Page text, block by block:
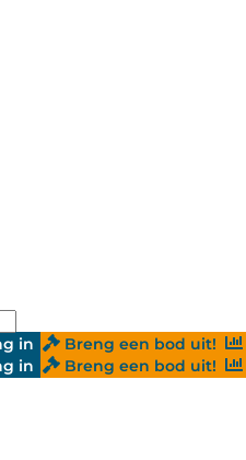
in Breng een bod uit!
in
Breng een bod uit!